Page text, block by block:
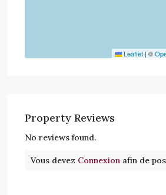
Leaflet | ©
Property Reviews
No reviews found.
Vous devez Connexion afin de